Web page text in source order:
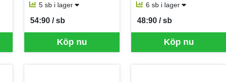
5 sb i lager
Köp nu
54:90 / sb
SEK per SB
6 sb i lager
Köp nu
48:90 / sb
SEK per SB